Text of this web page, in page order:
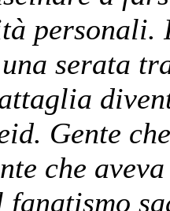
personali.
serata
Gente
che
fanatismo